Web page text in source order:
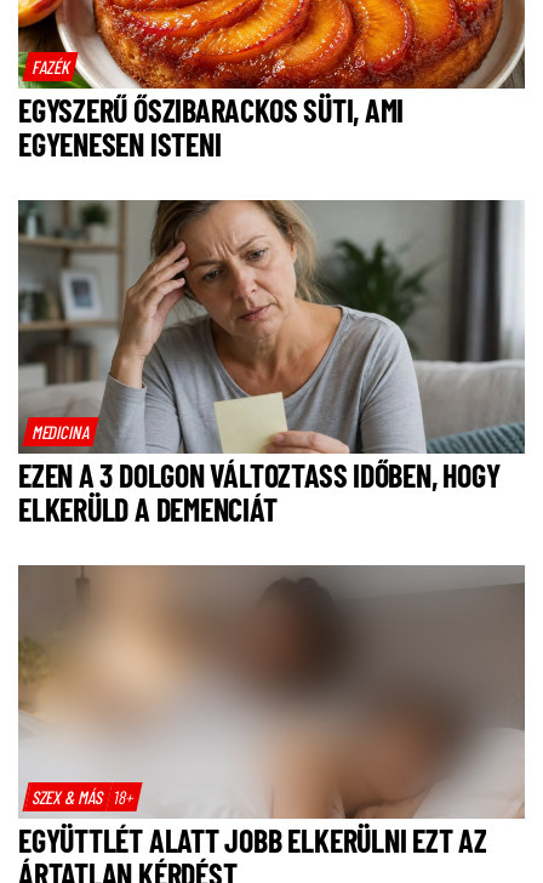
FAZÉK
EGYSZERŰ ŐSZIBARACKOS SÜTI, AMI
EGYENESEN ISTENI
MEDICINA
EZEN A 3 DOLGON VÁLTOZTASS IDŐBEN, HOGY
ELKERÜLD A DEMENCIÁT
SZEX & MÁS 18+
EGYÜTTLÉT ALATT JOBB ELKERÜLNI EZT AZ
ÁRTATLAN KÉRDÉST